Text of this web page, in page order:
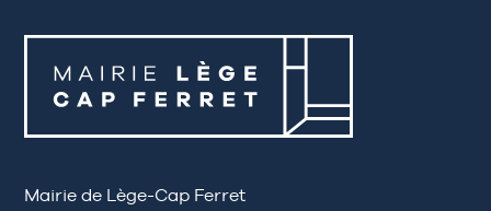
Mairie de Lège-Cap Ferret